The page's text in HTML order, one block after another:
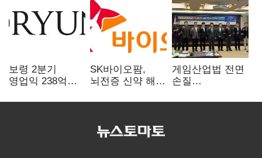
보령 2분기
영업익 238억…
SK바이오팜,
뇌전증 신약 해외
차세대 신약 개발
게임산업법 전면
손질
규제 걷고